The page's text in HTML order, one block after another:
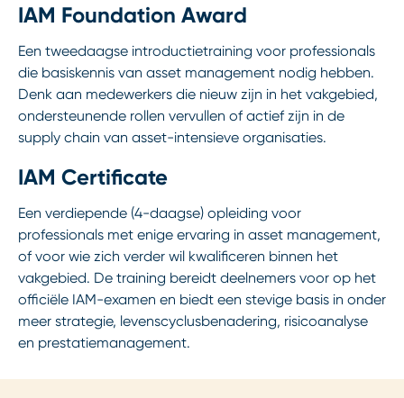
IAM Foundation Award
Een tweedaagse introductietraining voor professionals
die basiskennis van asset management nodig hebben.
Denk aan medewerkers die nieuw zijn in het vakgebied,
ondersteunende rollen vervullen of actief zijn in de
supply chain van asset-intensieve organisaties.
IAM Certificate
Een verdiepende (4-daagse) opleiding voor
professionals met enige ervaring in asset management,
of voor wie zich verder wil kwalificeren binnen het
vakgebied. De training bereidt deelnemers voor op het
officiële IAM-examen en biedt een stevige basis in onder
meer strategie, levenscyclusbenadering, risicoanalyse
en prestatiemanagement.